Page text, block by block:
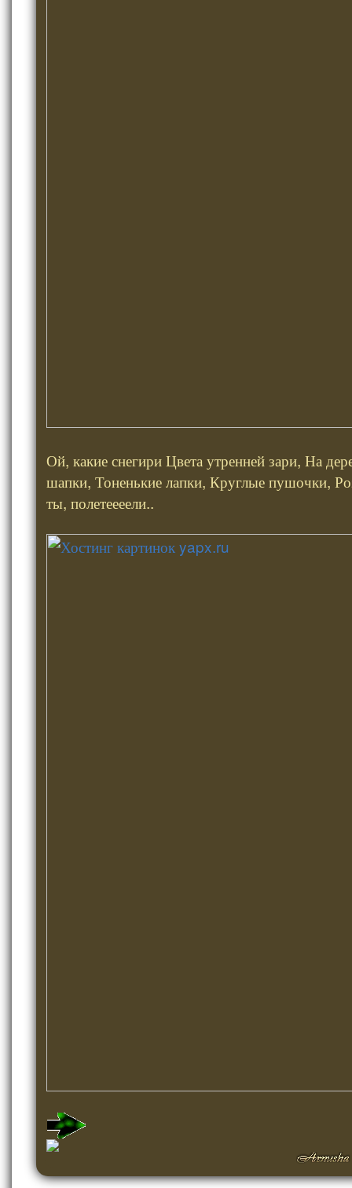
Ой, какие снегири Цвета утренней зари, На
шапки, Тоненькие лапки, Круглые пушочки,
ты, полетеееели..